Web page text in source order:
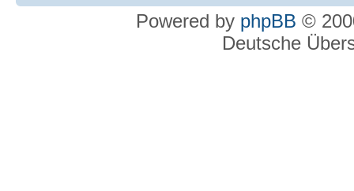
Powered by phpBB ©
Deutsche